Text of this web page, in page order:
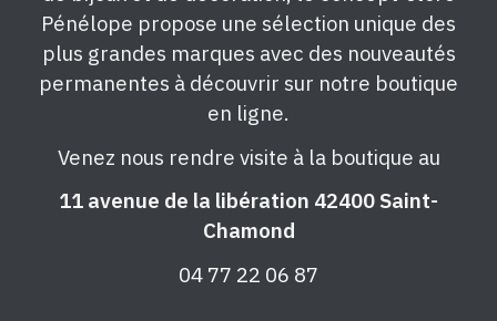
Pénélope propose une sélection unique des
plus grandes marques avec des nouveautés
permanentes à découvrir sur notre boutique
en ligne.
Venez nous rendre visite à la boutique au
11 avenue de la libération 42400 Saint-
Chamond
04 77 22 06 87